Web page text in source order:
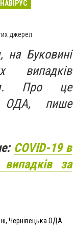
джерел
на Буковині
випадків
Про це
ОДА, пише
COVID-19 в
випадків за
Чернівецька ОДА